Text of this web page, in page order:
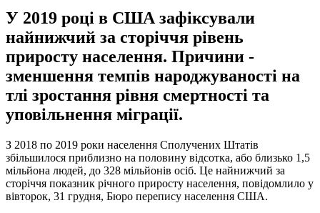
У 2019 році в США зафіксували
найнижчий за сторіччя рівень
приросту населення. Причини -
зменшення темпів народжуваності на
тлі зростання рівня смертності та
уповільнення міграції.
З 2018 по 2019 роки населення Сполучених Штатів
збільшилося приблизно на половину відсотка, або близько 1,5
мільйона людей, до 328 мільйонів осіб. Це найнижчий за
сторіччя показник річного приросту населення, повідомлило у
вівторок, 31 грудня, Бюро перепису населення США.